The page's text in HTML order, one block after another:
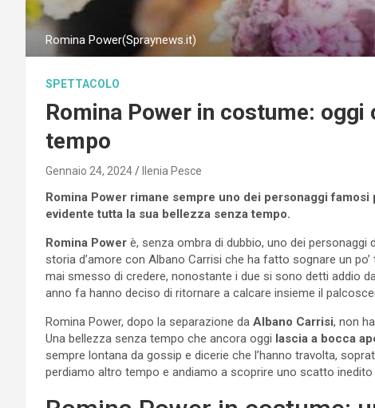
Romina Power(Spraynews.it)
SPETTACOLO
Romina Power in costume:
tempo
Gennaio 24, 2024 Ilenia Pesce
Romina Power rimane sempre uno dei personaggi
evidente tutta la sua bellezza senza tempo.
Romina Power è, senza ombra di dubbio, uno dei
storia d’amore con Albano Carrisi che ha fatto sognare un
mai smesso di credere, nonostante i due si sono detti addio
anno fa hanno deciso di ritornare a calcare insieme il
Romina Power, dopo la separazione da Albano Carrisi, non
Una bellezza senza tempo che ancora oggi lascia a bocca
sempre lontana da gossip e dicerie che l’hanno travolta,
perdiamo altro tempo e andiamo a scoprire uno scatto inedito